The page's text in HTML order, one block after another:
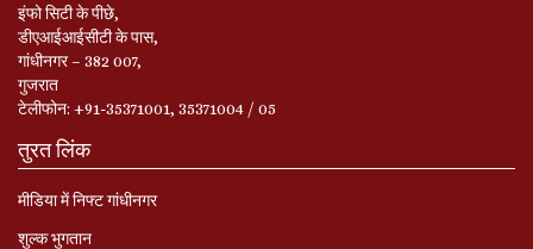
इंफो सिटी के पीछे,
डीएआईआईसीटी के पास,
गांधीनगर – 382 007,
गुजरात
टेलीफोन: +91-35371001, 35371004 / 05
तुरत लिंक
मीडिया में निफ्ट गांधीनगर
शुल्क भुगतान